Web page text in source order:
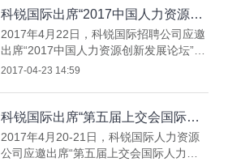
参会嘉宾共同探讨云计算领域的关键问题
与应用。
科锐国际出席“2017中国人力资源创
新发展论坛”
2017年4月22日，科锐国际招聘公司应邀
出席“2017中国人力资源创新发展论坛”，
科锐国际招聘公司业务总监澹台美吉女士
场设置展台并进行资料展示，招聘流程外
包（RPO）业务同事在现场与参会嘉宾进
行互动交流。
2017-04-23 14:59
科锐国际出席“第五届上交会国际人
力资源主题论坛”
2017年4月20-21日，科锐国际人力资源
公司应邀出席“第五届上交会国际人力资